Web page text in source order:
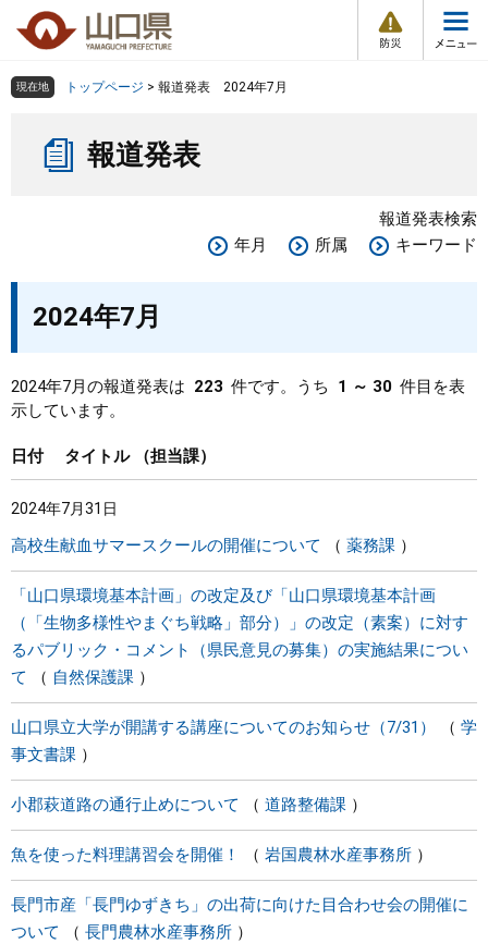
の
ー
メ
組織で探す
Other Languages
くらし・環境
教育・文化・スポーツ
しごと・産業・観光
県政情報
現在地 トップページ > 報道発表 2024年7月
報道発表
報道発表検索
年月
所属 キーワード
2024年7月
2024年7月の報道発表は 223 件です。うち 1 ～ 30 件目を表
示しています。
日付 タイトル 担当課
2024年7月31日
高校生献血サマースクールの開催について 薬務課
「山口県環境基本計画」の改定及び「山口県環境基本計画
（「生物多様性やまぐち戦略」部分）」の改定（素案）に対す
るパブリック・コメント（県民意見の募集）の実施結果につい
て
自然保護課
山口県立大学が開講する講座についてのお知らせ（7/31）
学
事文書課
小郡萩道路の通行止めについて 道路整備課
魚を使った料理講習会を開催！ 岩国農林水産事務所
長門市産「長門ゆずきち」の出荷に向けた目合わせ会の開催に
ついて
長門農林水産事務所